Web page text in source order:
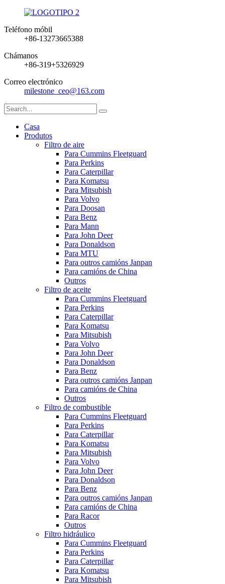
Teléfono móbil
+86-13273665388
Chámanos
+86-319+5326929
Correo electrónico
milestone_ceo@163.com
Casa
Produtos
Filtro de aire
Para Cummins Fleetguard
Para Perkins
Para Caterpillar
Para Komatsu
Para Mitsubish
Para Volvo
Para Doosan
Para Benz
Para Mann
Para John Deer
Para Donaldson
Para MTU
Para outros camións Janpan
Para camións de China
Outros
Filtro de aceite
Para Cummins Fleetguard
Para Perkins
Para Caterpillar
Para Komatsu
Para Mitsubish
Para Volvo
Para John Deer
Para Donaldson
Para Benz
Para outros camións Janpan
Para camións de China
Outros
Filtro de combustible
Para Cummins Fleetguard
Para Perkins
Para Caterpillar
Para Komatsu
Para Mitsubish
Para Volvo
Para John Deer
Para Donaldson
Para Benz
Para outros camións Janpan
Para camións de China
Para Racor
Outros
Filtro hidráulico
Para Cummins Fleetguard
Para Perkins
Para Caterpillar
Para Komatsu
Para Mitsubish